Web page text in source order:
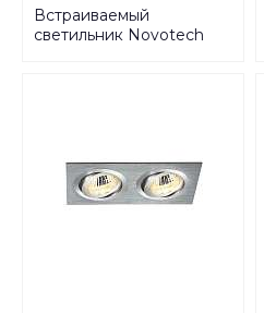
Встраиваемый
светильник Novotech